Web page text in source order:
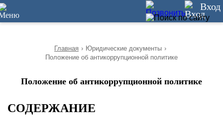
36 Вход
Главная › Юридические документы ›
Положение об антикоррупционной политике
Положение об антикоррупционной политике
СОДЕРЖАНИЕ